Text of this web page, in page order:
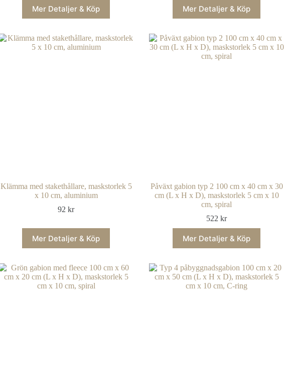
Mer Detaljer & Köp Mer Detaljer & Köp
Klämma med stakethållare, maskstorlek 5
x 10 cm, aluminium
92kr
Mer Detaljer & Köp
Påväxt gabion typ 2 100 cm x 40 cm x 30
cm (L x H x D), maskstorlek 5 cm x 10
cm, spiral
522kr
Mer Detaljer & Köp